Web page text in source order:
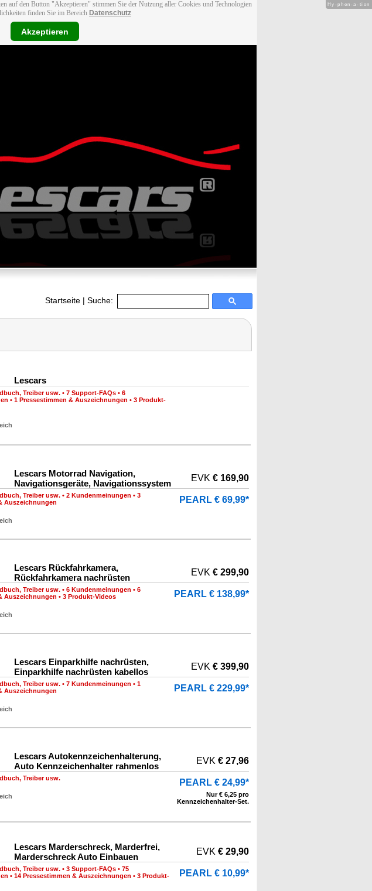
auf den Button "Akzeptieren" stimmen Sie der Nutzung aller Cookies und Technologien
finden Sie im Bereich Datenschutz
Akzeptieren
Startseite | Suche:
Lescars
Treiber usw. • 7 Support-FAQs • 6
• 1 Pressestimmen & Auszeichnungen • 3 Produkt-
Lescars Motorrad Navigation,
Navigationsgeräte, Navigationssystem
EVK € 169,90
Treiber usw. • 2 Kundenmeinungen • 3
Auszeichnungen
PEARL € 69,99*
Lescars Rückfahrkamera,
Rückfahrkamera nachrüsten
EVK € 299,90
Treiber usw. • 6 Kundenmeinungen • 6
Auszeichnungen • 3 Produkt-Videos PEARL € 138,99*
Lescars Einparkhilfe nachrüsten,
Einparkhilfe nachrüsten kabellos
EVK € 399,90
Treiber usw. • 7 Kundenmeinungen • 1
Auszeichnungen
PEARL € 229,99*
Lescars Autokennzeichenhalterung,
Auto Kennzeichenhalter rahmenlos
EVK € 27,96
Treiber usw. PEARL € 24,99*
Nur € 6,25 pro
Kennzeichenhalter-Set.
Lescars Marderschreck, Marderfrei,
Marderschreck Auto Einbauen
EVK € 29,90
Treiber usw. • 3 Support-FAQs • 75
• 14 Pressestimmen & Auszeichnungen • 3 Produkt-
PEARL € 10,99*
Hy-phen-a-tion